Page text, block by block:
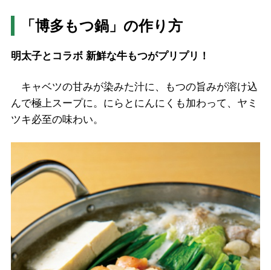
「博多もつ鍋」の作り方
明太子とコラボ 新鮮な牛もつがプリプリ！
キャベツの甘みが染みた汁に、もつの旨みが溶け込
んで極上スープに。にらとにんにくも加わって、ヤミ
ツキ必至の味わい。